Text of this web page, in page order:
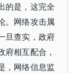
的是，这完全
。网络攻击属
旦查实，政府
相互配合，
，网络信息监